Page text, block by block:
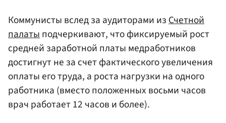
Коммунисты вслед за аудиторами изСчетной
палатыподчеркивают, что фиксируемый рост
средней заработной платы медработников
достигнут не за счет фактического увеличения
оплаты его труда, а роста нагрузки на одного
работника (вместо положенных восьми часов
врач работает 12 часов и более).